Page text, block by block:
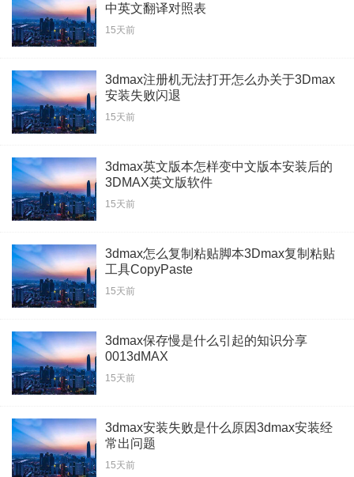
中英文翻译对照表
15天前
3dmax注册机无法打开怎么办关于3Dmax
安装失败闪退
15天前
3dmax英文版本怎样变中文版本安装后的
3DMAX英文版软件
15天前
3dmax怎么复制粘贴脚本3Dmax复制粘贴
工具CopyPaste
15天前
3dmax保存慢是什么引起的知识分享
0013dMAX
15天前
3dmax安装失败是什么原因3dmax安装经
常出问题
15天前